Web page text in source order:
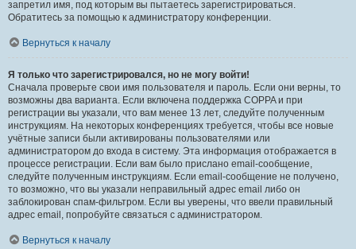
запретил имя, под которым вы пытаетесь зарегистрироваться.
Обратитесь за помощью к администратору конференции.
Вернуться к началу
Я только что зарегистрировался, но не могу войти!
Сначала проверьте свои имя пользователя и пароль. Если они верны, то
возможны два варианта. Если включена поддержка COPPA и при
регистрации вы указали, что вам менее 13 лет, следуйте полученным
инструкциям. На некоторых конференциях требуется, чтобы все новые
учётные записи были активированы пользователями или
администратором до входа в систему. Эта информация отображается в
процессе регистрации. Если вам было прислано email-сообщение,
следуйте полученным инструкциям. Если email-сообщение не получено,
то возможно, что вы указали неправильный адрес email либо он
заблокирован спам-фильтром. Если вы уверены, что ввели правильный
адрес email, попробуйте связаться с администратором.
Вернуться к началу